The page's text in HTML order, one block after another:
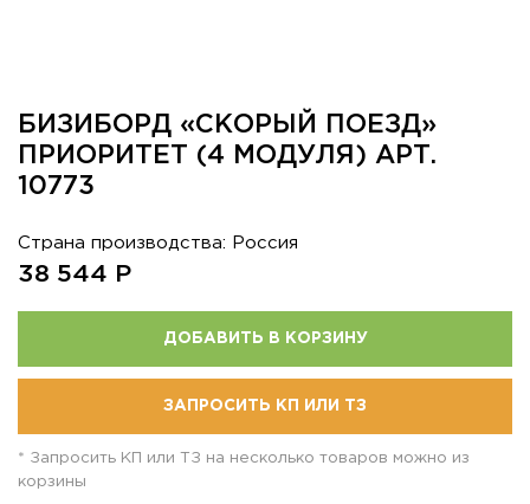
БИЗИБОРД «СКОРЫЙ ПОЕЗД»
ПРИОРИТЕТ (4 МОДУЛЯ) АРТ.
10773
Страна производства: Россия
38 544 Р
ДОБАВИТЬ В КОРЗИНУ
ЗАПРОСИТЬ КП ИЛИ ТЗ
* Запросить КП или ТЗ на несколько товаров можно из
корзины